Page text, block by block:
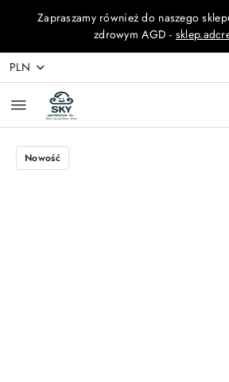
Przejdź do treści głównej
Przejdź do wyszukiwarki
Przejdź do moje konto
Przejdź do menu głównego
Przejdź do opisu produktu
Przejdź do stopki
Zapraszamy również do naszego
zdrowym AGD -
PLN
Nowość